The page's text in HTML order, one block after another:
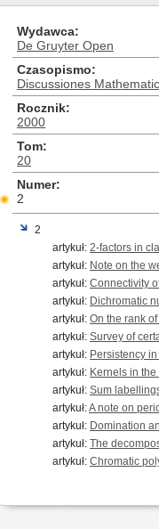
Wydawca
De Gruyter Open
Czasopismo
Discussiones
Rocznik
2000
Tom
20
Numer
2
2
artykuł: 2-factors in
artykuł: Note on the
artykuł: Connectivity
artykuł: Dichromatic
artykuł: On the rank
artykuł: Survey of
artykuł: Persistency
artykuł: Kernels in
artykuł: Sum
artykuł:A note on
artykuł: Domination
artykuł: The
artykuł: Chromatic